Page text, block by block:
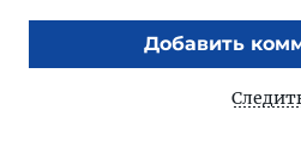
Добавить